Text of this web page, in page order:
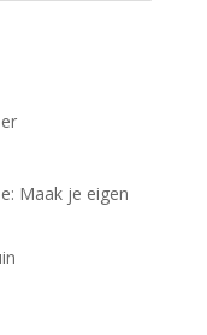
Maak je eigen